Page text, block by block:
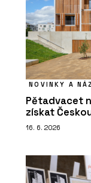
NOVINKY A
Pětadvacet
získat
16. 6. 2026